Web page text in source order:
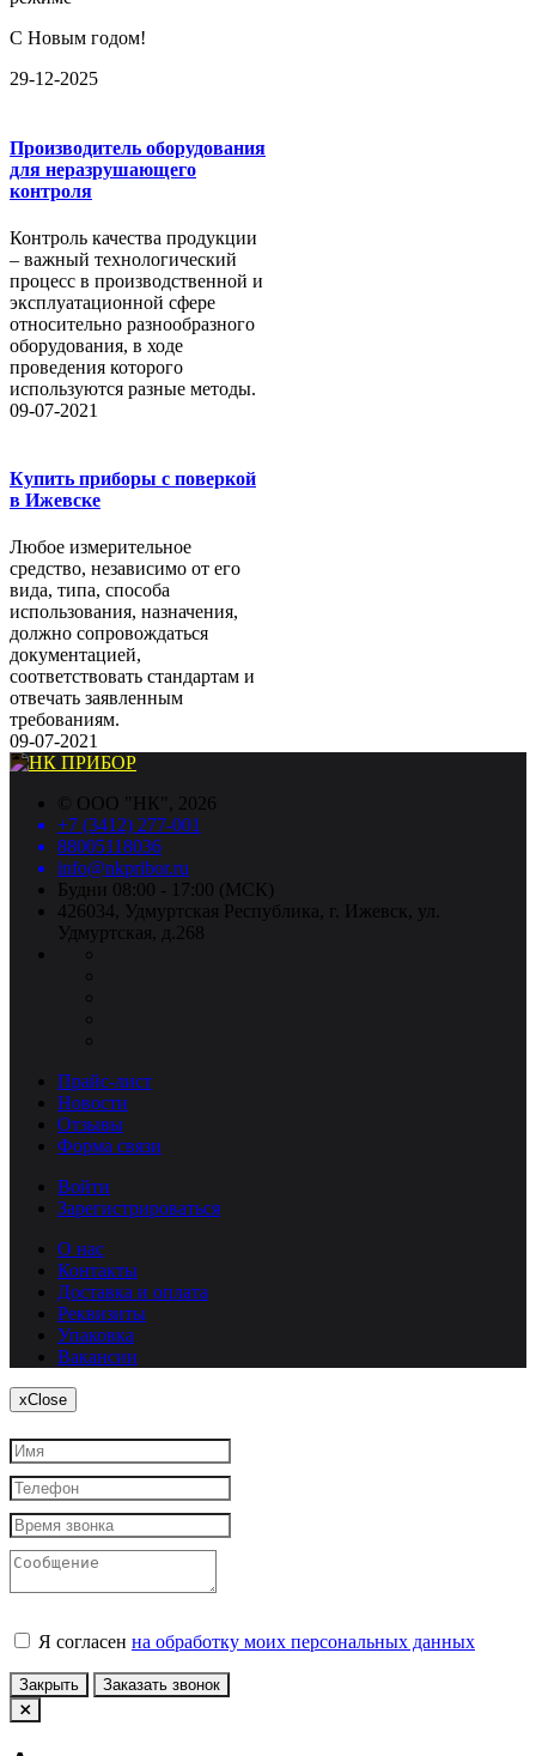
С Новым годом!
29-12-2025
Производитель оборудования
для неразрушающего
контроля
Контроль качества продукции
– важный технологический
процесс в производственной и
эксплуатационной сфере
относительно разнообразного
оборудования, в ходе
проведения которого
используются разные методы.
09-07-2021
Купить приборы с поверкой
в Ижевске
Любое измерительное
средство, независимо от его
вида, типа, способа
использования, назначения,
должно сопровождаться
документацией,
соответствовать стандартам и
отвечать заявленным
требованиям.
09-07-2021
© ООО "НК", 2026
+7 (3412) 277-001
88005118036
info@nkpribor.ru
Будни 08:00 - 17:00 (МСК)
426034, Удмуртская Республика, г. Ижевск, ул.
Удмуртская, д.268
Прайс-лист
Новости
Отзывы
Форма связи
Войти
Зарегистрироваться
О нас
Контакты
Доставка и оплата
Реквизиты
Упаковка
Вакансии
xClose
Я согласен на обработку моих персональных данных
Закрыть Заказать звонок